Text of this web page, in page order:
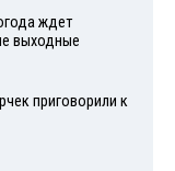
ждет
выходные
приговорили к